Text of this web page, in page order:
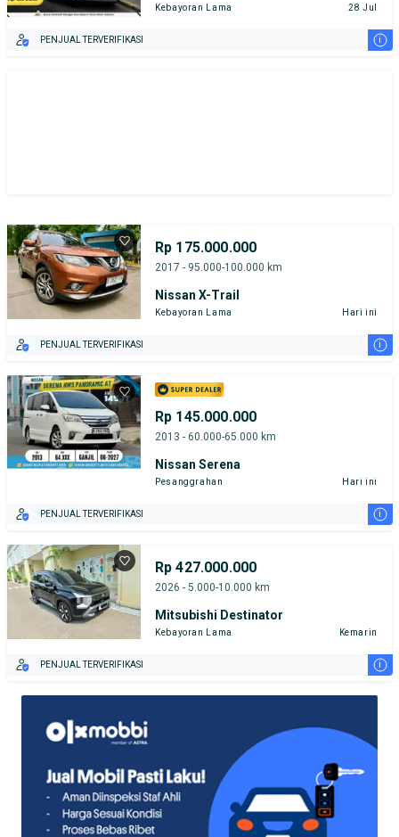
Kebayoran Lama 28 Jul
PENJUAL TERVERIFIKASI i
Rp 175.000.000
2017 - 95.000-100.000 km
Nissan X-Trail
Kebayoran Lama Hari ini
PENJUAL TERVERIFIKASI i
Rp 145.000.000
2013 - 60.000-65.000 km
Nissan Serena
Pesanggrahan Hari ini
PENJUAL TERVERIFIKASI i
Rp 427.000.000
2026 - 5.000-10.000 km
Mitsubishi Destinator
Kebayoran Lama Kemarin
PENJUAL TERVERIFIKASI i